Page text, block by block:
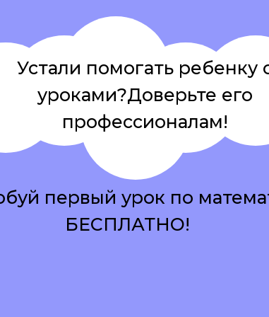
Устали помогать ребенку
уроками?Доверьте его
профессионалам!
первый урок по
БЕСПЛАТНО!